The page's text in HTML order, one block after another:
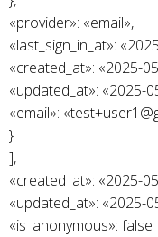
«provider»: «email»,
«last_sign_in_at»:
«created_at»: «2025-
«updated_at»: «2025-
«email»:
}
],
«created_at»: «2025-
«updated_at»: «2025-
«is_anonymous»: false